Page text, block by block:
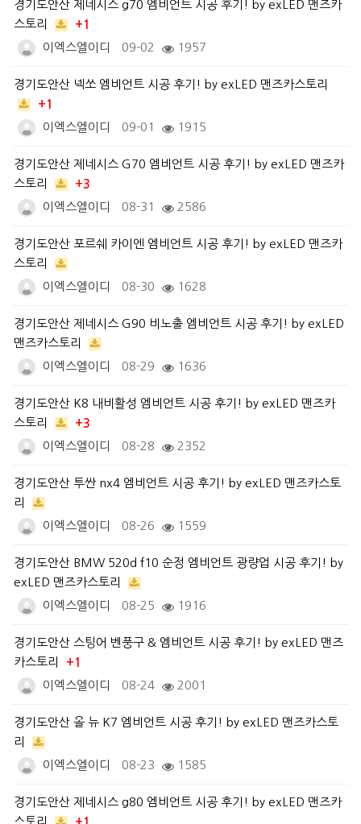
경기도안산 제네시스 g70 엠비언트 시공 후기! by exLED 맨즈카
스토리
+1
이엑스엘이디
09-02 1957
경기도안산 넥쏘 엠비언트 시공 후기! by exLED 맨즈카스토리
+1
이엑스엘이디
09-01 1915
경기도안산 제네시스 G70 엠비언트 시공 후기! by exLED 맨즈카
스토리
+3
이엑스엘이디
08-31 2586
경기도안산 포르쉐 카이엔 엠비언트 시공 후기! by exLED 맨즈카
스토리
이엑스엘이디
08-30 1628
경기도안산 제네시스 G90 비노출 엠비언트 시공 후기! by exLED
맨즈카스토리
이엑스엘이디
08-29 1636
경기도안산 K8 내비활성 엠비언트 시공 후기! by exLED 맨즈카
스토리
+3
이엑스엘이디
08-28 2352
경기도안산 투싼 nx4 엠비언트 시공 후기! by exLED 맨즈카스토
리
이엑스엘이디
08-26 1559
경기도안산 BMW 520d f10 순정 엠비언트 광량업 시공 후기! by
exLED 맨즈카스토리
이엑스엘이디
08-25 1916
경기도안산 스팅어 벤풍구 & 엠비언트 시공 후기! by exLED 맨즈
카스토리
+1
이엑스엘이디
08-24 2001
경기도안산 올 뉴 K7 엠비언트 시공 후기! by exLED 맨즈카스토
리
이엑스엘이디
08-23 1585
경기도안산 제네시스 g80 엠비언트 시공 후기! by exLED 맨즈카
스토리